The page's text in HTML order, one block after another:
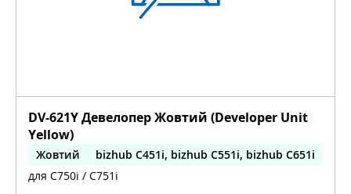
DV-621Y Девелопер Жовтий (Developer Unit
Yellow)
Жовтий
bizhub C451i, bizhub C551i, bizhub C651i
для C750i / C751i